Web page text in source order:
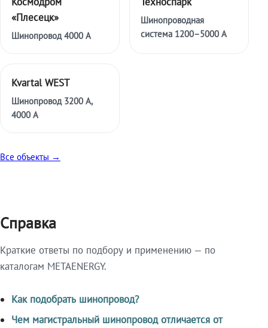
«Плесецк»
Шинопровод 4000 А
Шинопроводная
система 1200–5000 А
Kvartal WEST
Шинопровод 3200 А,
4000 А
Все объекты →
Справка
Краткие ответы по подбору и применению — по
каталогам METAENERGY.
Как подобрать шинопровод?
Чем магистральный шинопровод отличается от